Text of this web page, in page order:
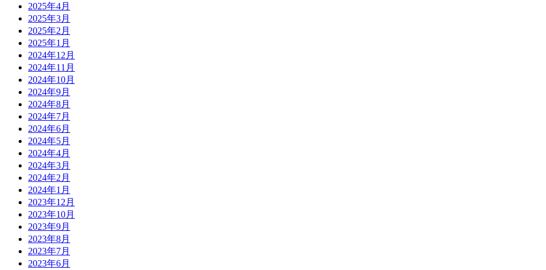
2025年4月
2025年3月
2025年2月
2025年1月
2024年12月
2024年11月
2024年10月
2024年9月
2024年8月
2024年7月
2024年6月
2024年5月
2024年4月
2024年3月
2024年2月
2024年1月
2023年12月
2023年10月
2023年9月
2023年8月
2023年7月
2023年6月